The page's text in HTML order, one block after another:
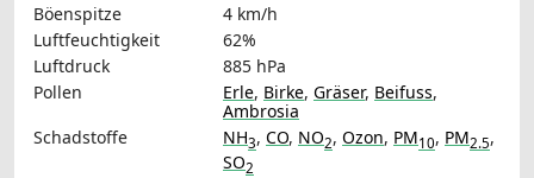
Böenspitze
4 km/h
Luftfeuchtigkeit
62%
Luftdruck
885 hPa
Pollen
Erle, Birke, Gräser, Beifuss,
Ambrosia
Schadstoffe
NH3, CO, NO2, Ozon, PM10, PM2.5,
SO2